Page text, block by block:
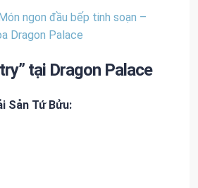
ngon đầu bếp tinh soạn –
Dragon Palace
tại Dragon Palace
Sản Tứ Bửu: